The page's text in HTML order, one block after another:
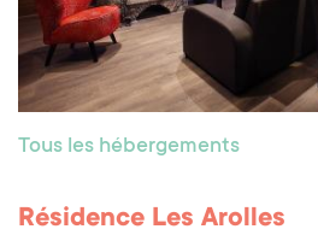
Tous les hébergements
Résidence Les Arolles